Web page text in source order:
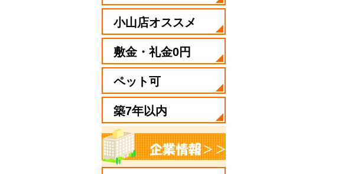
小山店オススメ
敷金・礼金0円
ペット可
築7年以内